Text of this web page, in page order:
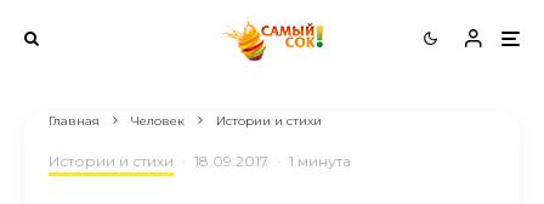
Главная Человек Истории и стихи
Истории и стихи · 18.09.2017 · 1 минута